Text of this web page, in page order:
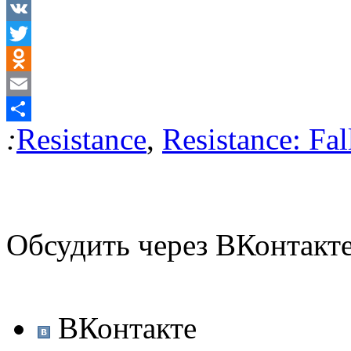
VK
Twitter
Odnoklassniki
Email
Отправить
:Resistance, Resistance:
Обсудить через
ВКонтакте